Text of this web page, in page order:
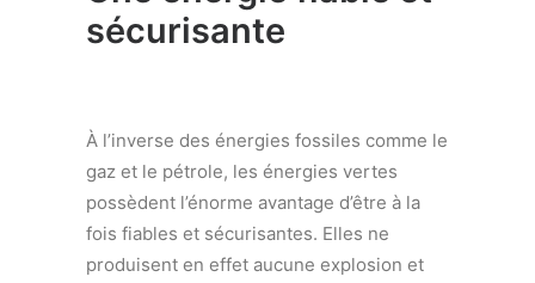
sécurisante
À l’inverse des énergies fossiles comme le
gaz et le pétrole, les énergies vertes
possèdent l’énorme avantage d’être à la
fois fiables et sécurisantes. Elles ne
produisent en effet aucune explosion et